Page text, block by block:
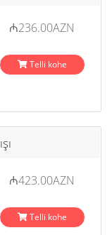
₼236.00AZN
Telli kohe
₼423.00AZN
Telli kohe